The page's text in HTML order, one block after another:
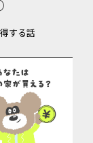
得する話